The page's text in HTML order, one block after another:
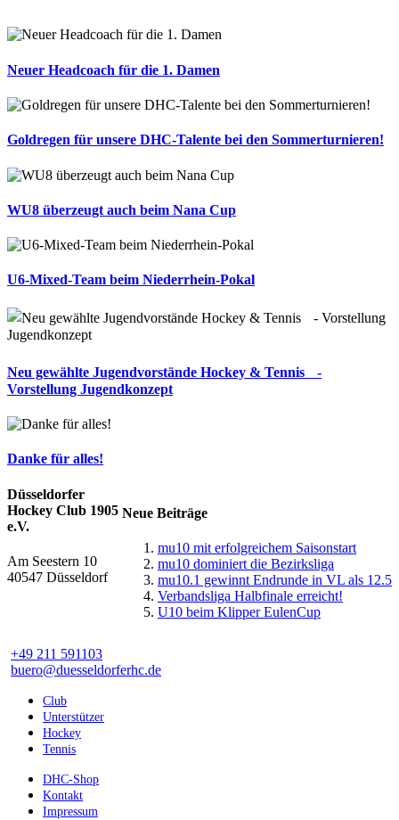
Neuer Headcoach für die 1. Damen
Goldregen für unsere DHC-Talente bei den Sommerturnieren!
WU8 überzeugt auch beim Nana Cup
U6-Mixed-Team beim Niederrhein-Pokal
Neu gewählte Jugendvorstände Hockey & Tennis -
Vorstellung Jugendkonzept
Danke für alles!
Neue Beiträge
mu10 mit erfolgreichem Saisonstart
mu10 dominiert die Bezirksliga
mu10.1 gewinnt Endrunde in VL als 12.5
Verbandsliga Halbfinale erreicht!
U10 beim Klipper EulenCup
Düsseldorfer
Hockey Club 1905
e.V.
Am Seestern 10
40547 Düsseldorf
+49 211 591103
buero@duesseldorferhc.de
Club
Unterstützer
Hockey
Tennis
DHC-Shop
Kontakt
Impressum